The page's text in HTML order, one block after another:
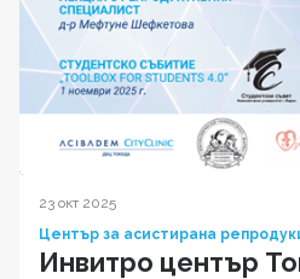
23 окт 2025
Център за асистирана
Инвитро център